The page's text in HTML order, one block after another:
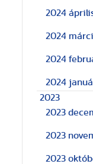
2024
2024
2024
2024
2023
2023
2023
2023